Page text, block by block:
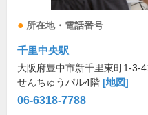
所在地・電話番号
千里中央駅
大阪府豊中市新千里東町1-3-
せんちゅうパル4階 [地図]
06-6318-7788